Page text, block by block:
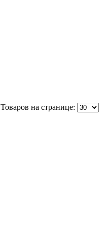
Товаров на странице: